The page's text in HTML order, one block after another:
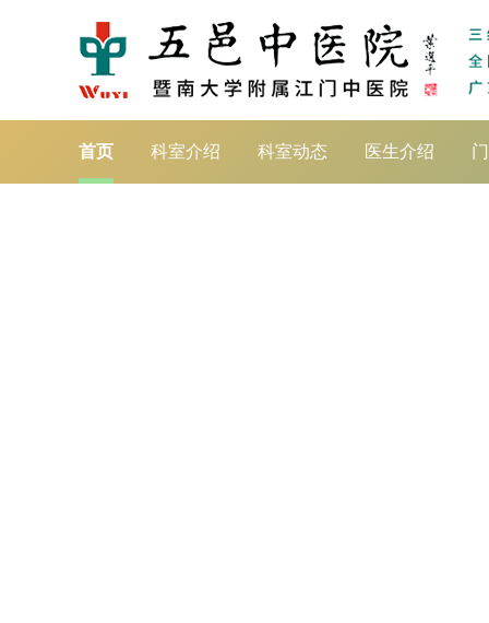
首页 科室介绍 科室动态 医生介绍